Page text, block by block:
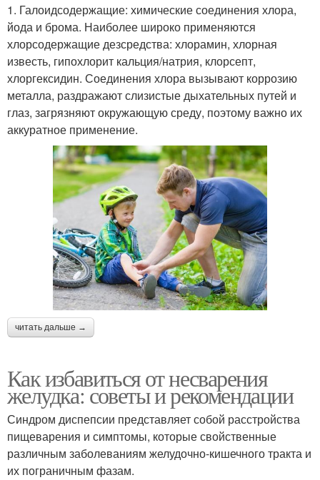
1. Галоидсодержащие: химические соединения хлора,
йода и брома. Наиболее широко применяются
хлорсодержащие дезсредства: хлорамин, хлорная
известь, гипохлорит кальция/натрия, клорсепт,
хлоргексидин. Соединения хлора вызывают коррозию
металла, раздражают слизистые дыхательных путей и
глаз, загрязняют окружающую среду, поэтому важно их
аккуратное применение.
читать дальше →
Как избавиться от несварения
желудка: советы и рекомендации
Синдром диспепсии представляет собой расстройства
пищеварения и симптомы, которые свойственные
различным заболеваниям желудочно-кишечного тракта и
их пограничным фазам.